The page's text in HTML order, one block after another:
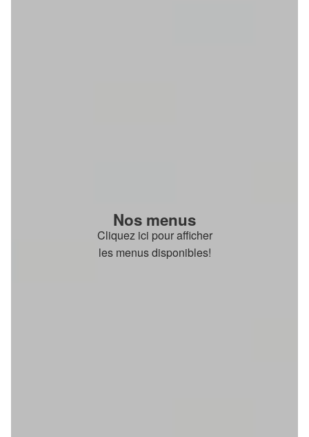
Nos menus
Cliquez ici pour afficher
les menus disponibles!